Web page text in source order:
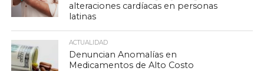
alteraciones cardíacas en personas
latinas
ACTUALIDAD
Denuncian Anomalías en
Medicamentos de Alto Costo